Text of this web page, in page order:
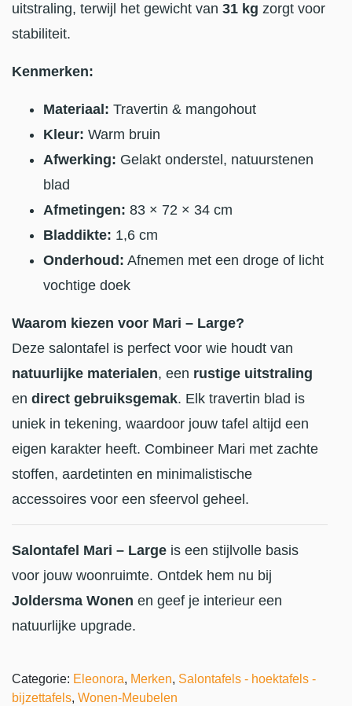
uitstraling, terwijl het gewicht van 31 kg zorgt voor
stabiliteit.
Kenmerken:
Materiaal: Travertin & mangohout
Kleur: Warm bruin
Afwerking: Gelakt onderstel, natuurstenen
blad
Afmetingen: 83 × 72 × 34 cm
Bladdikte: 1,6 cm
Onderhoud: Afnemen met een droge of licht
vochtige doek
Waarom kiezen voor Mari – Large?
Deze salontafel is perfect voor wie houdt van
natuurlijke materialen, een rustige uitstraling
en direct gebruiksgemak. Elk travertin blad is
uniek in tekening, waardoor jouw tafel altijd een
eigen karakter heeft. Combineer Mari met zachte
stoffen, aardetinten en minimalistische
accessoires voor een sfeervol geheel.
Salontafel Mari – Large is een stijlvolle basis
voor jouw woonruimte. Ontdek hem nu bij
Joldersma Wonen en geef je interieur een
natuurlijke upgrade.
Categorie: Eleonora, Merken, Salontafels - hoektafels -
bijzettafels, Wonen-Meubelen